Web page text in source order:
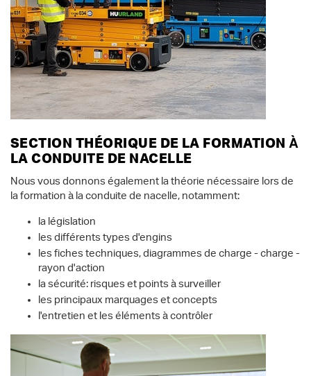
SECTION THÉORIQUE DE LA FORMATION À
LA CONDUITE DE NACELLE
Nous vous donnons également la théorie nécessaire lors de
la formation à la conduite de nacelle, notamment:
la législation
les différents types d'engins
les fiches techniques, diagrammes de charge - charge -
rayon d'action
la sécurité: risques et points à surveiller
les principaux marquages et concepts
l'entretien et les éléments à contrôler